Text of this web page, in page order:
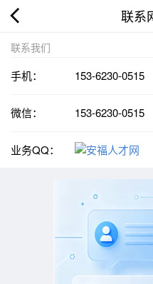
联系
联系我们
手机： 153-6230-0515
微信： 153-6230-0515
业务QQ：